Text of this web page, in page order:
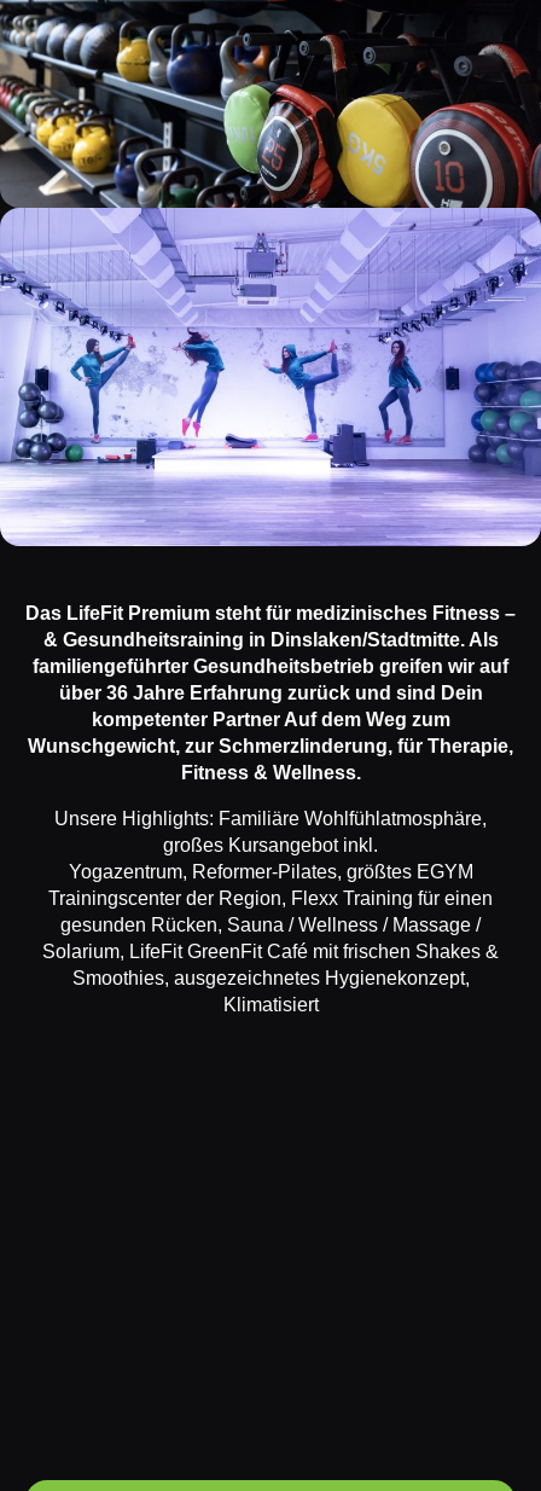
Das LifeFit Premium steht für medizinisches Fitness –
& Gesundheitsraining in Dinslaken/Stadtmitte. Als
familiengeführter Gesundheitsbetrieb greifen wir auf
über 36 Jahre Erfahrung zurück und sind Dein
kompetenter Partner Auf dem Weg zum
Wunschgewicht, zur Schmerzlinderung, für Therapie,
Fitness & Wellness.
Unsere Highlights: Familiäre Wohlfühlatmosphäre,
großes Kursangebot inkl.
Yogazentrum, Reformer-Pilates, größtes EGYM
Trainingscenter der Region, Flexx Training für einen
gesunden Rücken, Sauna / Wellness / Massage /
Solarium, LifeFit GreenFit Café mit frischen Shakes &
Smoothies, ausgezeichnetes Hygienekonzept,
Klimatisiert